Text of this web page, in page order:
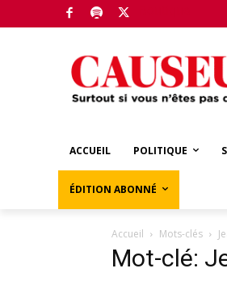
ACCUEIL POLITIQUE
ÉDITION ABONNÉ
Accueil Mots-clés
Mot-clé: